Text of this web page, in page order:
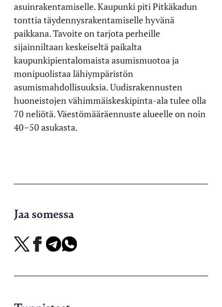
asuinrakentamiselle. Kaupunki piti Pitkäkadun
tonttia täydennysrakentamiselle hyvänä
paikkana. Tavoite on tarjota perheille
sijainniltaan keskeiseltä paikalta
kaupunkipientalomaista asumismuotoa ja
monipuolistaa lähiympäristön
asumismahdollisuuksia. Uudisrakennusten
huoneistojen vähimmäiskeskipinta-ala tulee olla
70 neliötä. Väestömääräennuste alueelle on noin
40–50 asukasta.
Jaa somessa
Jaa
X-
Jaa
Facebookissa
Jaa
Telegramissa
Jaa
WhatsAppissa